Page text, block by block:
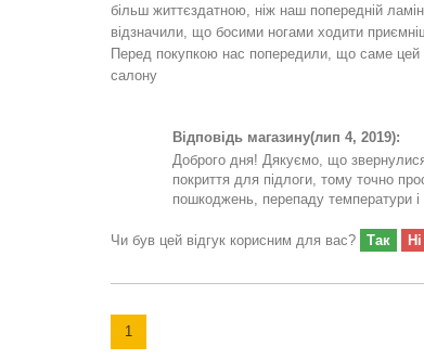
більш життєздатною, ніж наш попередній
відзначили, що босими ногами ходити
Перед покупкою нас попередили, що саме цей
салону
Відповідь магазину(лип 4, 2019):
Доброго дня! Дякуємо, що
покриття для підлоги, тому точно
пошкоджень, перепаду температури і
Чи був цей відгук корисним для вас? Так Ні
1